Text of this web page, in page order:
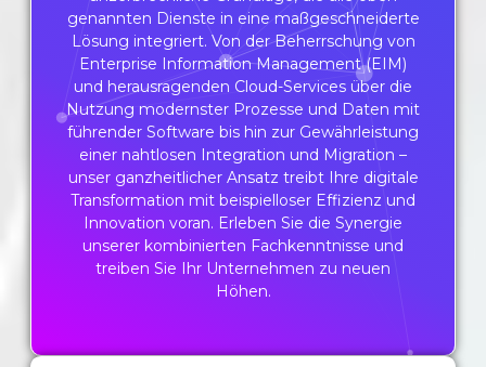
genannten Dienste in eine maßgeschneiderte
Lösung integriert. Von der Beherrschung von
Enterprise Information Management (EIM)
und herausragenden Cloud-Services über die
Nutzung modernster Prozesse und Daten mit
führender Software bis hin zur Gewährleistung
einer nahtlosen Integration und Migration –
unser ganzheitlicher Ansatz treibt Ihre digitale
Transformation mit beispielloser Effizienz und
Innovation voran. Erleben Sie die Synergie
unserer kombinierten Fachkenntnisse und
treiben Sie Ihr Unternehmen zu neuen
Höhen.